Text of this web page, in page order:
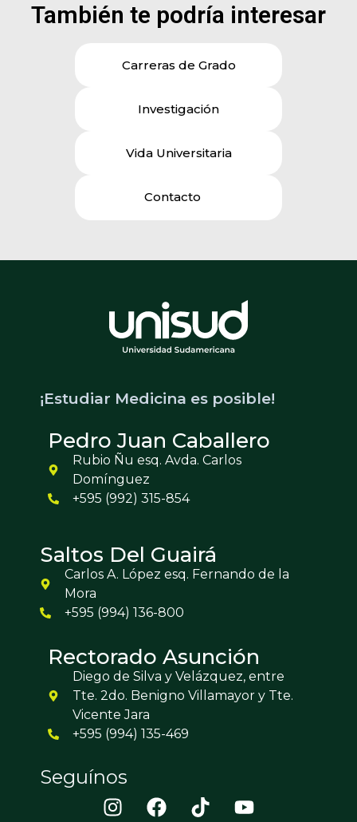
También te podría interesar
Carreras de Grado
Investigación
Vida Universitaria
Contacto
¡Estudiar Medicina es posible!
Pedro Juan Caballero
Rubio Ñu esq. Avda. Carlos
Domínguez
+595 (992) 315-854
Saltos Del Guairá
Carlos A. López esq. Fernando de la
Mora
+595 (994) 136-800
Rectorado Asunción
Diego de Silva y Velázquez, entre
Tte. 2do. Benigno Villamayor y Tte.
Vicente Jara
+595 (994) 135-469
Seguínos